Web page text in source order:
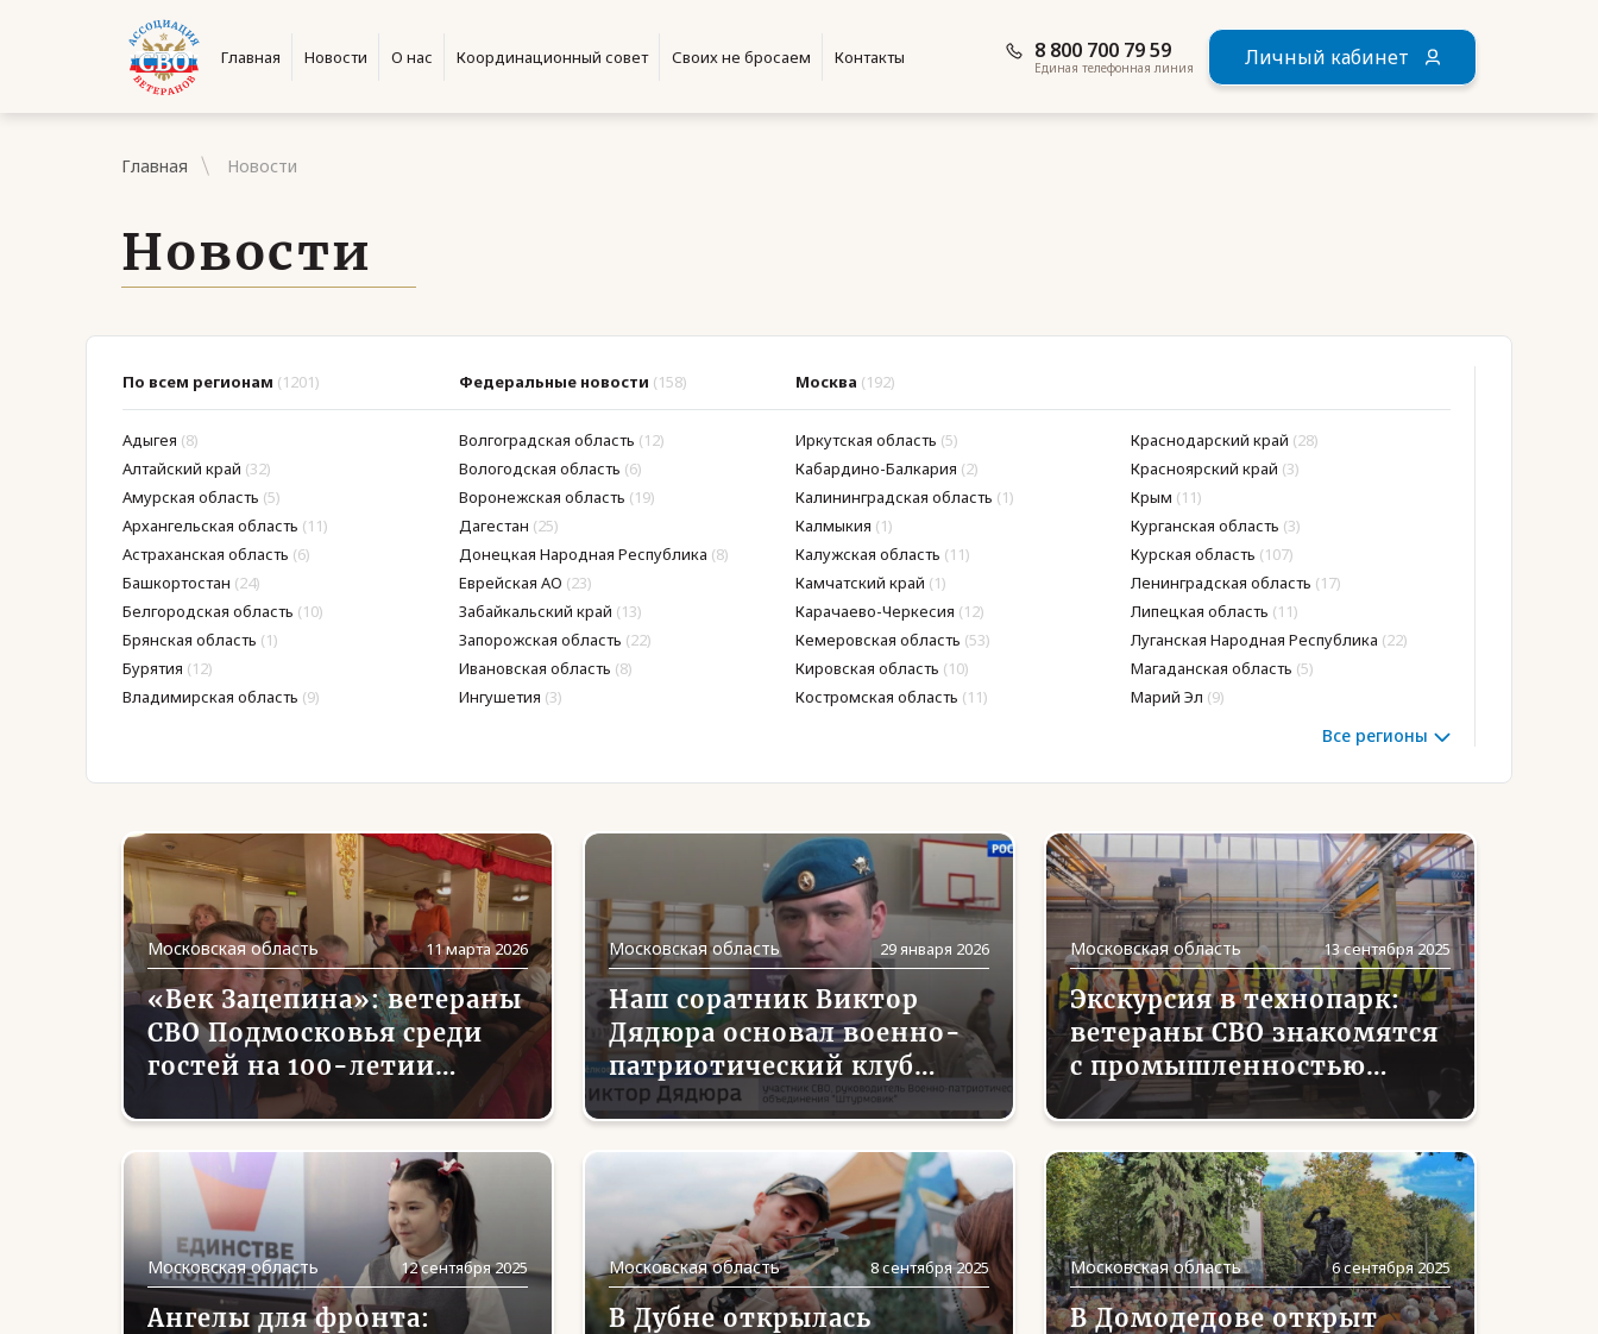
Главная Новости О нас Координационный совет Своих не бросаем Контакты 8 800 700 79 59
Единая телефонная линия Личный кабинет
Главная Новости
Новости
По всем регионам (1201) Федеральные новости (158) Москва (192)
Адыгея (8)
Алтайский край (32)
Амурская область (5)
Архангельская область (11)
Астраханская область (6)
Башкортостан (24)
Белгородская область (10)
Брянская область (1)
Бурятия (12)
Владимирская область (9)
Волгоградская область (12)
Вологодская область (6)
Воронежская область (19)
Дагестан (25)
Донецкая Народная Республика (8)
Еврейская АО (23)
Забайкальский край (13)
Запорожская область (22)
Ивановская область (8)
Ингушетия (3)
Иркутская область (5)
Кабардино-Балкария (2)
Калининградская область (1)
Калмыкия (1)
Калужская область (11)
Камчатский край (1)
Карачаево-Черкесия (12)
Кемеровская область (53)
Кировская область (10)
Костромская область (11)
Краснодарский край (28)
Красноярский край (3)
Крым (11)
Курганская область (3)
Курская область (107)
Ленинградская область (17)
Липецкая область (11)
Луганская Народная Республика (22)
Магаданская область (5)
Марий Эл (9)
Все регионы
Московская область 11 марта 2026
«Век Зацепина»: ветераны
СВО Подмосковья среди
гостей на 100-летии
композитора Александра
Зацепина в Большом
театре
Московская область 29 января 2026
Наш соратник Виктор
Дядюра основал военно-
патриотический клуб
«Штурмовик»
Московская область 13 сентября 2025
Экскурсия в технопарк:
ветераны СВО знакомятся
с промышленностью
Подмосковья
Московская область 12 сентября 2025
Ангелы для фронта:
Московская область 8 сентября 2025
В Дубне открылась
Московская область 6 сентября 2025
В Домодедове открыт